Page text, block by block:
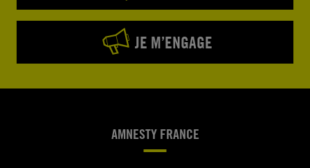
JE M’ENGAGE
AMNESTY FRANCE